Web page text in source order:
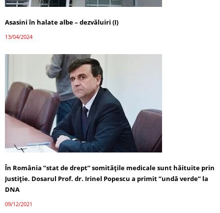
Asasini în halate albe – dezvăluiri (I)
13/04/2024
În România ”stat de drept” somitățile medicale sunt hăituite prin
Justiție. Dosarul Prof. dr. Irinel Popescu a primit ”undă verde” la
DNA
09/12/2021